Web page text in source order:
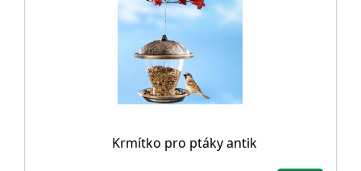
Krmítko pro ptáky antik